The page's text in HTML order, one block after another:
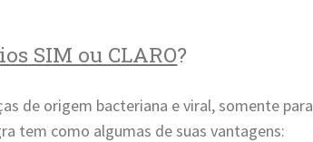
SIM ou CLARO?
de origem bacteriana e viral, somente para
tem como algumas de suas vantagens: